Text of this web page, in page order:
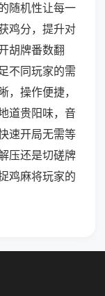
随机性让每一
鸡分，提升对
胡牌番数翻
不同玩家的需
，操作便捷，
道贵阳味，音
速开局无需等
压还是切磋牌
鸡麻将玩家的